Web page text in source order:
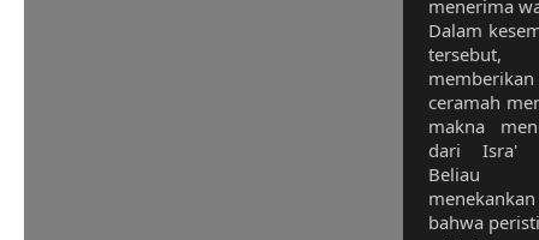
menerima
Dalam
tersebut,
memberikan
ceramah
makna
dari Isra'
Beliau
menekankan
bahwa